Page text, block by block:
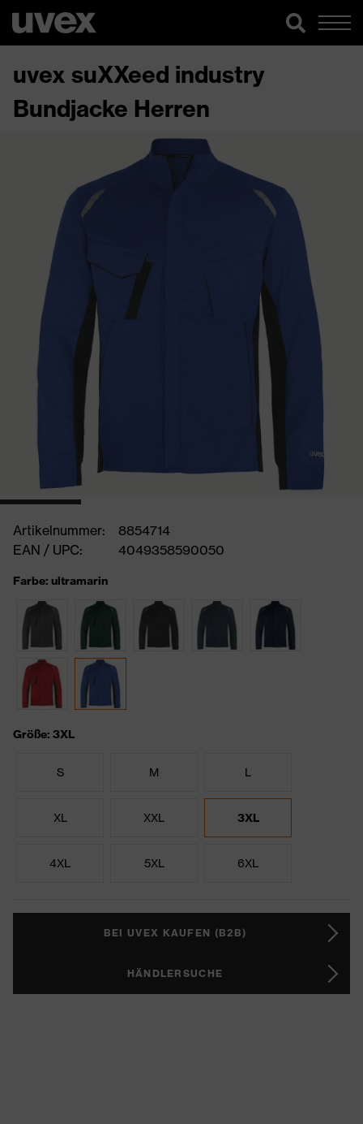
uvex suXXeed industry
Bundjacke Herren
Artikelnummer:
8854714
EAN / UPC:
4049358590050
Farbe: ultramarin
Größe: 3XL
S M L
XL XXL 3XL
4XL 5XL 6XL
BEI UVEX KAUFEN (B2B)
HÄNDLERSUCHE